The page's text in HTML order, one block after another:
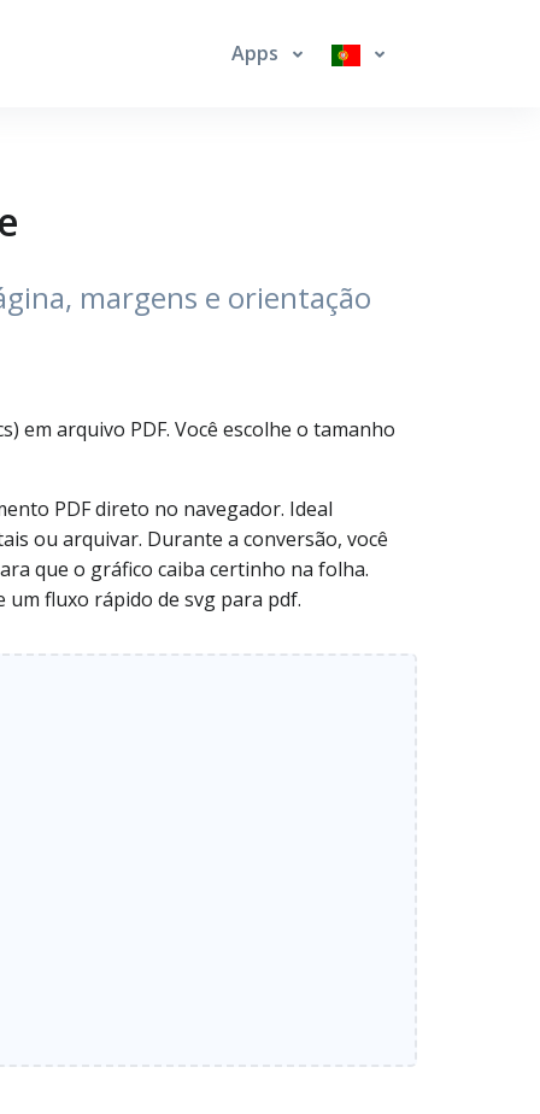
Apps
margens e orientação
em arquivo PDF. Você escolhe o tamanho
PDF direto no navegador. Ideal
ou arquivar. Durante a conversão, você
que o gráfico caiba certinho na folha.
fluxo rápido de svg para pdf.